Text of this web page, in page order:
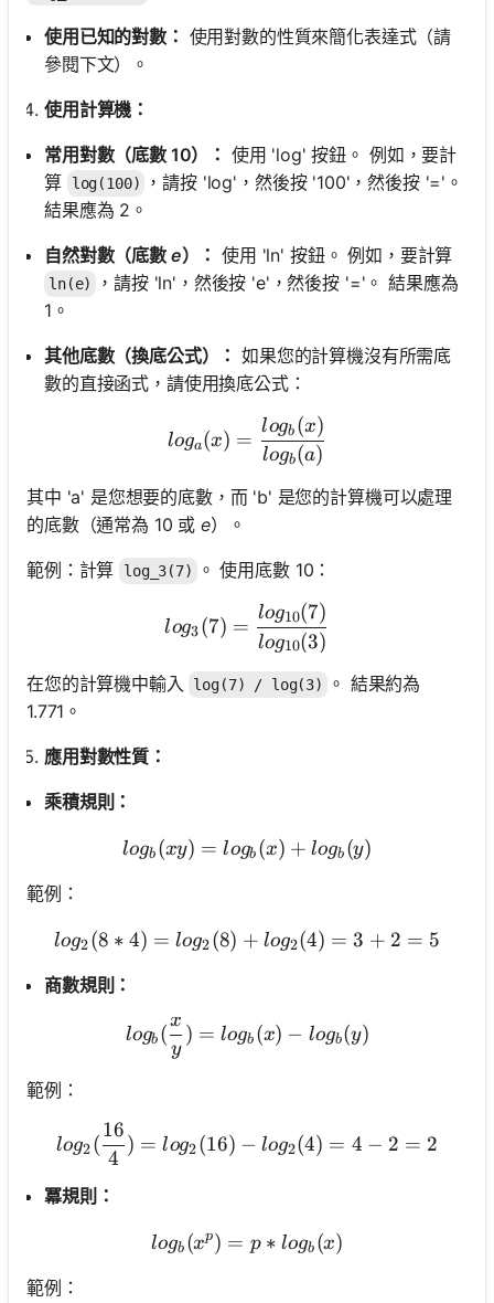
使用已知的對數： 使用對數的性質來簡化表達式（請
參閱下文）。
使用計算機：
常用對數（底數 10）： 使用 'log' 按鈕。 例如，要計
算
log(100)
，請按 'log'，然後按 '100'，然後按 '='。
結果應為 2。
自然對數（底數 e）： 使用 'ln' 按鈕。 例如，要計算
ln(e)
，請按 'ln'，然後按 'e'，然後按 '='。 結果應為
1。
其他底數（換底公式）： 如果您的計算機沒有所需底
數的直接函式，請使用換底公式：
log_a(x) =
loga(x) =
logb(a)
logb (x)
其中 'a' 是您想要的底數，而 'b' 是您的計算機可以處理
的底數（通常為 10 或 e）。
範例：計算 log_3(7) 。 使用底數 10：
log_3(7) =
log3(7) =
log10(3)
log10(7)
在您的計算機中輸入 log(7) / log(3)
。 結果約為
1.771。
應用對數性質：
乘積規則：
log_b(xy) = log_b(x) +
logb (xy) = logb (x) + logb (y)
範例：
log_2(8 * 4) = log_2(8) +
log2(8 ∗ 4) = log2(8) + log2(4) = 3 + 2 = 5
商數規則：
log_b(\frac{x}{y}) =
logb (
y
x
) = logb (x) − logb (y)
範例：
log_2(\frac{16}{4}) =
log2 (
4
16
) = log2(16) − log2(4) = 4 − 2 = 2
冪規則：
log_b(x^p) = p * log_b(x)
logb (xp) = p ∗ logb (x)
範例：